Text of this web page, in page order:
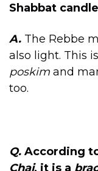
Shabbat
A. The Rebbe
also light. This
poskim and
too.
Q. According
Chai, it is a